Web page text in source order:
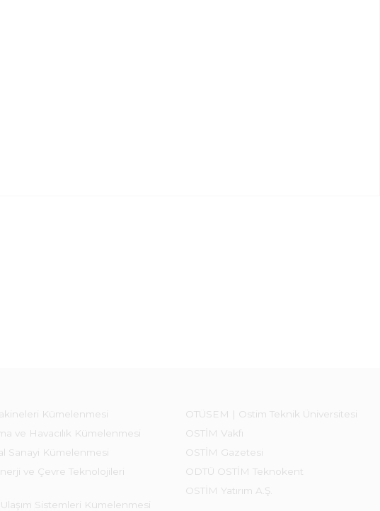
Kümelenmesi
ve Havacılık Kümelenmesi
Sanayi Kümelenmesi
ve Çevre Teknolojileri
Sistemleri Kümelenmesi
OTÜSEM | Ostim Teknik Üniversitesi
OSTİM Vakfı
OSTİM Gazetesi
ODTÜ OSTİM Teknokent
OSTİM Yatırım A.Ş.